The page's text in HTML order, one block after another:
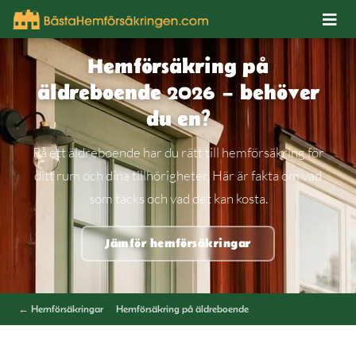
Hemförsäkring på
äldreboende 2026 – behöver
du en?
På ett äldreboende har du rätt till hemförsäkring för
ditt rum och dina tillhörigheter. Här är fakta om vad
som täcks och vad det kan kosta.
Jämför hemförsäkringar
← Hemförsäkringar Hemförsäkring på äldreboende